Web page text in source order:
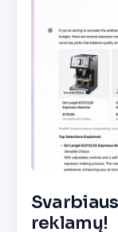
reklamų!